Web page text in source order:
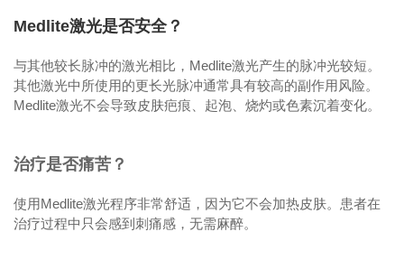
Medlite激光是否安全？
与其他较长脉冲的激光相比，Medlite激光产生的脉冲光较短。
其他激光中所使用的更长光脉冲通常具有较高的副作用风险。
Medlite激光不会导致皮肤疤痕、起泡、烧灼或色素沉着变化。
治疗是否痛苦？
使用Medlite激光程序非常舒适，因为它不会加热皮肤。患者在
治疗过程中只会感到刺痛感，无需麻醉。